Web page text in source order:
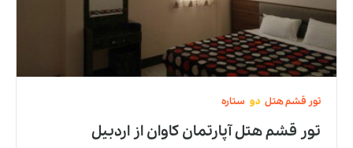
تور قشمهتل دو ستاره
تور قشم هتل آپارتمان کاواناز اردبیل